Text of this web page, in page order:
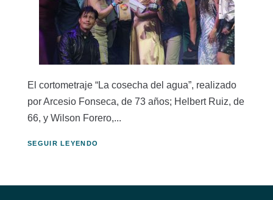
El cortometraje “La cosecha del agua”, realizado
por Arcesio Fonseca, de 73 años; Helbert Ruiz, de
66, y Wilson Forero,...
SEGUIR LEYENDO